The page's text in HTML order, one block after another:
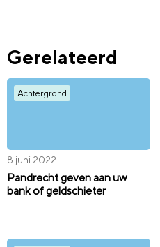
Gerelateerd
Achtergrond
8 juni 2022
Pandrecht geven aan uw
bank of geldschieter